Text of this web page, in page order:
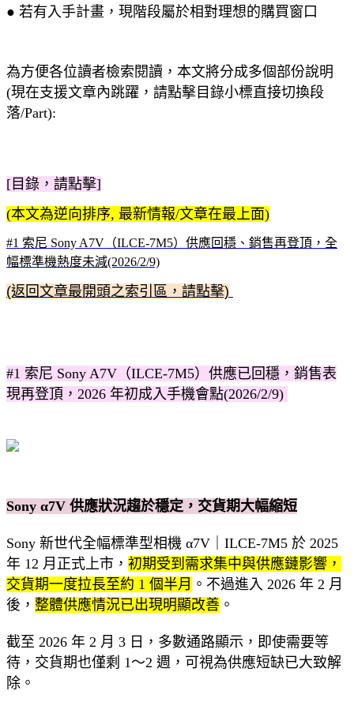
● 若有入手計畫，現階段屬於相對理想的購買窗口
為方便各位讀者檢索閱讀，本文將分成多個部份說明
(現在支援文章內跳躍，請點擊目錄小標直接切換段
落/Part):
[目錄，請點擊]
(本文為逆向排序, 最新情報/文章在最上面)
#1 索尼 Sony A7V（ILCE-7M5）供應回穩、銷售再登頂，全
幅標準機熱度未減(2026/2/9)
(返回文章最開頭之索引區，請點擊)
#1 索尼 Sony A7V（ILCE-7M5）供應已回穩，銷售表
現再登頂，2026 年初成入手機會點(2026/2/9)
Sony α7V 供應狀況趨於穩定，交貨期大幅縮短
Sony 新世代全幅標準型相機 α7V｜ILCE-7M5 於 2025
年 12 月正式上市， 初期受到需求集中與供應鏈影響，
交貨期一度拉長至約 1 個半月 。不過進入 2026 年 2 月
後， 整體供應情況已出現明顯改善 。
截至 2026 年 2 月 3 日，多數通路顯示，即使需要等
待，交貨期也僅剩 1～2 週，可視為供應短缺已大致解
除。